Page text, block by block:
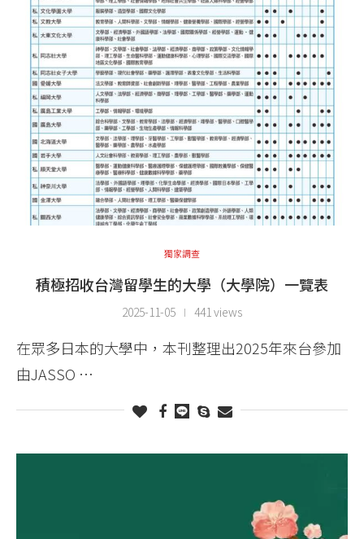
獨家調查
積極招收台灣留學生的大學（大學院）一覽表
2025-11-05 441 views
在眾多日本的大學中，本刊整理出2025年來台參加
由JASSO …